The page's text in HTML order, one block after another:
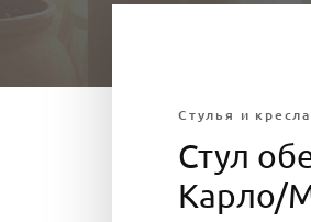
Стулья и
Стул
Карло/